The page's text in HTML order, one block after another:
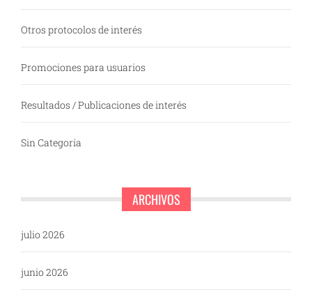
Otros protocolos de interés
Promociones para usuarios
Resultados / Publicaciones de interés
Sin Categoría
ARCHIVOS
julio 2026
junio 2026